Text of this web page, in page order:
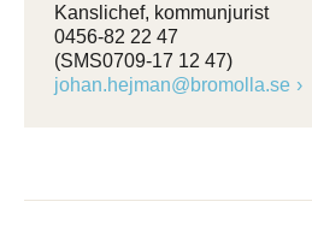
Kanslichef, kommunjurist
0456-82 22 47
(SMS0709-17 12 47)
johan.hejman@bromolla.se